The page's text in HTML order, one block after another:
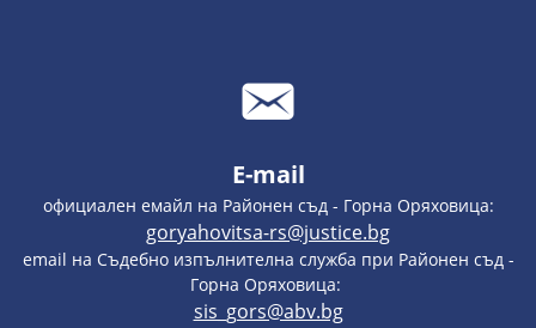
E-mail
официален емайл на Районен съд - Горна Оряховица:
goryahovitsa-rs@justice.bg
email на Съдебно изпълнителна служба при Районен съд -
Горна Оряховица:
sis_gors@abv.bg